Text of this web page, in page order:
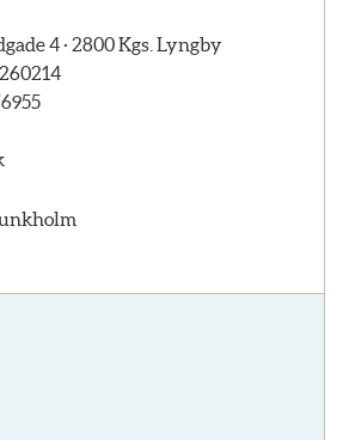
4 · 2800 Kgs. Lyngby